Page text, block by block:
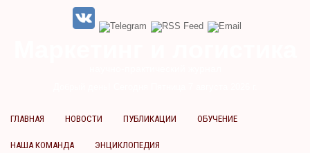
ГЛАВНАЯ НОВОСТИ ПУБЛИКАЦИИ ОБУЧЕНИЕ
НАША КОМАНДА ЭНЦИКЛОПЕДИЯ